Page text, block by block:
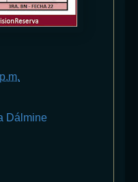
Dálmine